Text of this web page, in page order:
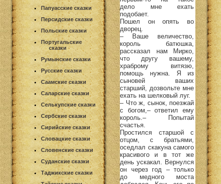
Папуасские сказки
Персидские сказки
Польские сказки
Португальские
сказки
Румынские сказки
Русские сказки
Саамские сказки
Саларские сказки
Селькупские сказки
Сербские сказки
Сирийские сказки
Словацкие сказки
Словенские сказки
Суданские сказки
Таджикские сказки
дело мне ехать
подобает.
Пошел он опять во
дворец.
– Ваше величество,
король батюшка,
рассказал нам Мирко,
что другу вашему,
храброму витязю,
помощь нужна. Я из
сыновей ваших
старший, дозвольте мне
ехать на шелковый луг.
– Что ж, сынок, поезжай
с богом,– ответил ему
король.– Попытай
счастья.
Простился старшой с
отцом, с братьями,
оседлал скакуна самого
красивого и в тот же
день ускакал. Вернулся
он через год – только
до медного моста